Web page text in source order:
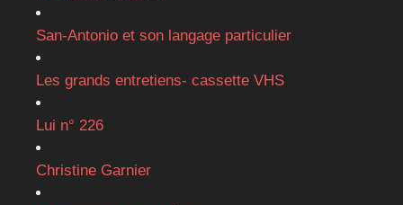
San-Antonio et son langage particulier
Les grands entretiens- cassette VHS
Lui n° 226
Christine Garnier